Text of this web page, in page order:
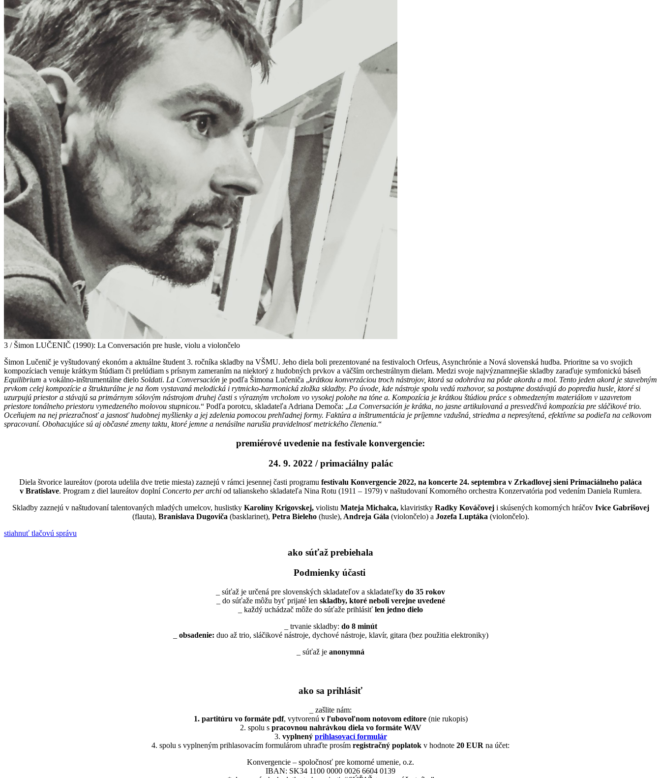
3 / Šimon LUČENIČ (1990): La Conversación pre husle, violu a violončelo
Šimon Lučenič je vyštudovaný ekonóm a aktuálne študent 3. ročníka skladby na VŠMU. Jeho diela boli prezentované na festivaloch Orfeus, Asynchrónie a Nová slovenská hudba. Prioritne sa vo svojich
kompozíciach venuje krátkym štúdiam či prelúdiam s prísnym zameraním na niektorý z hudobných prvkov a väčším orchestrálnym dielam. Medzi svoje najvýznamnejšie skladby zaraďuje symfonickú báseň
Equilibrium a vokálno-inštrumentálne dielo Soldati. La Conversación je podľa Šimona Lučeniča „krátkou konverzáciou troch nástrojov, ktorá sa odohráva na pôde akordu a mol. Tento jeden akord je stavebným
prvkom celej kompozície a štrukturálne je na ňom vystavaná melodická i rytmicko-harmonická zložka skladby. Po úvode, kde nástroje spolu vedú rozhovor, sa postupne dostávajú do popredia husle, ktoré si
uzurpujú priestor a stávajú sa primárnym sólovým nástrojom druhej časti s výrazným vrcholom vo vysokej polohe na tóne a. Kompozícia je krátkou štúdiou práce s obmedzeným materiálom v uzavretom
priestore tonálneho priestoru vymedzeného molovou stupnicou.“ Podľa porotcu, skladateľa Adriana Demoča: „La Conversación je krátka, no jasne artikulovaná a presvedčivá kompozícia pre sláčikové trio.
Oceňujem na nej priezračnosť a jasnosť hudobnej myšlienky a jej zdelenia pomocou prehľadnej formy. Faktúra a inštrumentácia je príjemne vzdušná, striedma a nepresýtená, efektívne sa podieľa na celkovom
spracovaní. Obohacujúce sú aj občasné zmeny taktu, ktoré jemne a nenásilne narušia pravidelnosť metrického členenia.“
premiérové uvedenie na festivale konvergencie:
24. 9. 2022 / primaciálny palác
Diela štvorice laureátov (porota udelila dve tretie miesta) zaznejú v rámci jesennej časti programu festivalu Konvergencie 2022, na koncerte 24. septembra v Zrkadlovej sieni Primaciálneho paláca
v Bratislave. Program z diel laureátov doplní Concerto per archiod talianskeho skladateľa Nina Rotu (1911 – 1979) v naštudovaní Komorného orchestra Konzervatória pod vedením Daniela Rumlera.
Skladby zaznejú v naštudovaní talentovaných mladých umelcov, huslistkyKarolíny Krigovskej, violistu Mateja Michalca, klaviristkyRadky Kováčovej i skúsených komorných hráčovIvice Gabrišovej
(flauta), Branislava Dugoviča (basklarinet), Petra Bieleho(husle), Andreja Gála (violončelo) aJozefa Luptáka (violončelo).
stiahnuť tlačovú správu
ako súťaž prebiehala
Podmienky účasti
_ súťaž je určená pre slovenských skladateľov a skladateľky do 35 rokov
_ do súťaže môžu byť prijaté len skladby, ktoré neboli verejne uvedené
_ každý uchádzač môže do súťaže prihlásiť len jedno dielo
_ trvanie skladby: do 8 minút
obsadenie: duo až trio, sláčikové nástroje, dychové nástroje, klavír, gitara (bez použitia elektroniky)
_ súťaž je anonymná
ako sa prihlásiť
_ zašlite nám:
1. partitúru vo formáte pdf, vytvorenú v ľubovoľnom notovom editore(nie rukopis)
2. spolu s pracovnou nahrávkou diela vo formáte WAV
3. vyplnený prihlasovací formulár
4. spolu s vyplneným prihlasovacím formulárom uhraďte prosím registračný poplatok v hodnote 20 EUR na účet:
Konvergencie – spoločnosť pre komorné umenie, o.z.
IBAN: SK34 1100 0000 0026 6604 0139